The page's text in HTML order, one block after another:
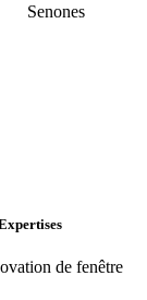
Senones
de fenêtre